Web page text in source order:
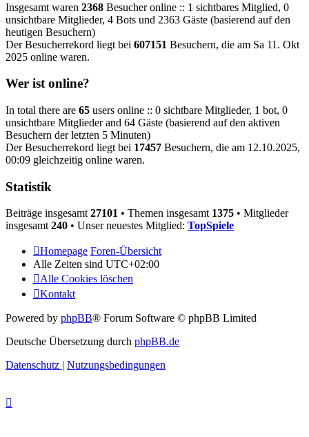
Insgesamt waren 2368 Besucher online :: 1 sichtbares Mitglied, 0
unsichtbare Mitglieder, 4 Bots und 2363 Gäste (basierend auf den
heutigen Besuchern)
Der Besucherrekord liegt bei 607151 Besuchern, die am Sa 11. Okt
2025 online waren.
Wer ist online?
In total there are 65 users online :: 0 sichtbare Mitglieder, 1 bot, 0
unsichtbare Mitglieder and 64 Gäste (basierend auf den aktiven
Besuchern der letzten 5 Minuten)
Der Besucherrekord liegt bei 17457 Besuchern, die am 12.10.2025,
00:09 gleichzeitig online waren.
Statistik
Beiträge insgesamt27101 • Themen insgesamt 1375 • Mitglieder
insgesamt240 • Unser neuestes Mitglied: TopSpiele
Homepage Foren-Übersicht
Alle Zeiten sind UTC+02:00
Alle Cookies löschen
Kontakt
Powered by phpBB® Forum Software © phpBB Limited
Deutsche Übersetzung durch phpBB.de
Datenschutz | Nutzungsbedingungen